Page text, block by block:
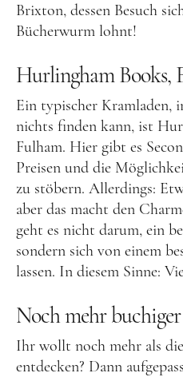
Brixton, dessen Besuch
Bücherwurm lohnt!
Hurlingham Books,
Ein typischer Kramladen,
nichts finden kann, ist
Fulham. Hier gibt es
Preisen und die
zu stöbern. Allerdings:
aber das macht den
geht es nicht darum, ein
sondern sich von einem
lassen. In diesem Sinne:
Noch mehr
Ihr wollt noch mehr als
entdecken? Dann